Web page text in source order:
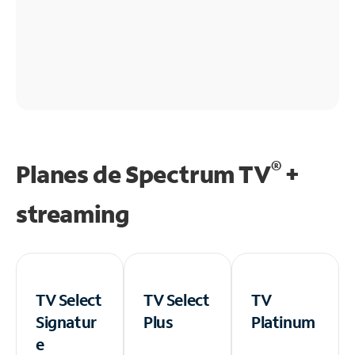
Planes de Spectrum TV®+
streaming
TV Select
Signatur
e
TV Select
Plus
TV
Platinum